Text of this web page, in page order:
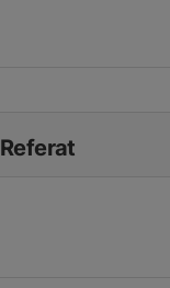
Referat